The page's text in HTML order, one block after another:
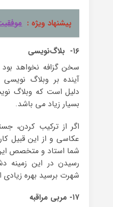
پیشنهاد ویژه :
۱۶- بلاگ‌نویسی
سخن گزافه نخواهد
آینده بر وبلاگ
دلیل است که وبلاگ
بسیار زیاد می باشد.
اگر از ترکیب کردن،
عکاسی و از این قبیل
شما استاد و متخصص
رسیدن در این زمینه
شهرت برسید بهره‌ زیادی
۱۷- مربی مراقبه